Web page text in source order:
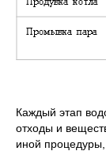
Каждый этап
отходы и
иной процедуры,